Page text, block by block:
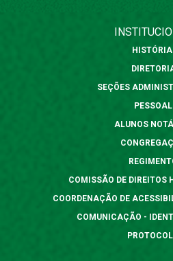
HISTÓRIA
SEÇÕES
PESSOAL
ALUNOS
COMISSÃO DE DIREITOS
COORDENAÇÃO DE
COMUNICAÇÃO -